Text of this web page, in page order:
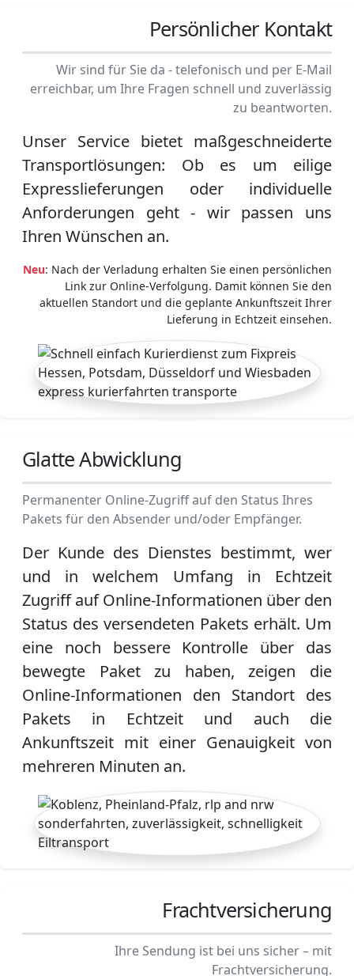
Persönlicher Kontakt
Wir sind für Sie da - telefonisch und per E-Mail
erreichbar, um Ihre Fragen schnell und zuverlässig
zu beantworten.
Unser Service bietet maßgeschneiderte
Transportlösungen: Ob es um eilige
Expresslieferungen oder individuelle
Anforderungen geht - wir passen uns
Ihren Wünschen an.
Neu: Nach der Verladung erhalten Sie einen persönlichen
Link zur Online-Verfolgung. Damit können Sie den
aktuellen Standort und die geplante Ankunftszeit Ihrer
Lieferung in Echtzeit einsehen.
Glatte Abwicklung
Permanenter Online-Zugriff auf den Status Ihres
Pakets für den Absender und/oder Empfänger.
Der Kunde des Dienstes bestimmt, wer
und in welchem Umfang in Echtzeit
Zugriff auf Online-Informationen über den
Status des versendeten Pakets erhält. Um
eine noch bessere Kontrolle über das
bewegte Paket zu haben, zeigen die
Online-Informationen den Standort des
Pakets in Echtzeit und auch die
Ankunftszeit mit einer Genauigkeit von
mehreren Minuten an.
Frachtversicherung
Ihre Sendung ist bei uns sicher – mit
Frachtversicherung.